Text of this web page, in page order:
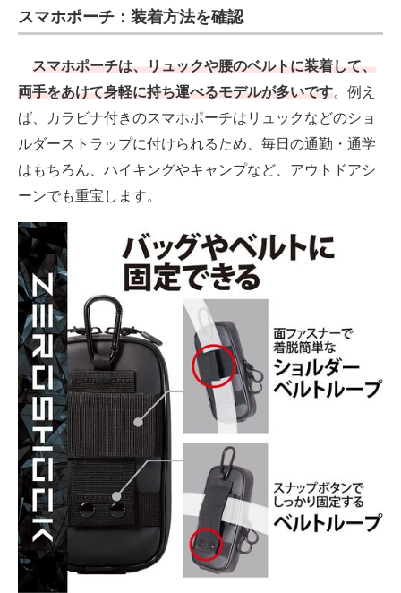
スマホポーチ：装着方法を確認
スマホポーチは、リュックや腰のベルトに装着して、
両手をあけて身軽に持ち運べるモデルが多いです。例え
ば、カラビナ付きのスマホポーチはリュックなどのショ
ルダーストラップに付けられるため、毎日の通勤・通学
はもちろん、ハイキングやキャンプなど、アウトドアシ
ーンでも重宝します。